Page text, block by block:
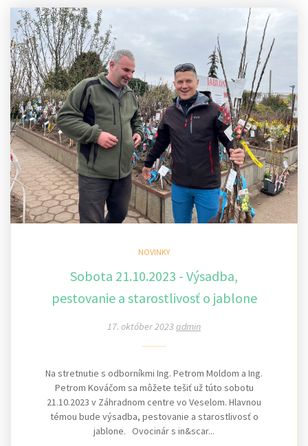
NOVINKY
Sobota 21.10.2023 - Výsadba,
pestovanie a starostlivosť o jablone
17. október 2023admin
Na stretnutie s odborníkmi Ing. Petrom Moldom a Ing.
Petrom Kováčom sa môžete tešiť už túto sobotu
21.10.2023 v Záhradnom centre vo Veselom. Hlavnou
témou bude výsadba, pestovanie a starostlivosť o
jablone. Ovocinár s in&scar...